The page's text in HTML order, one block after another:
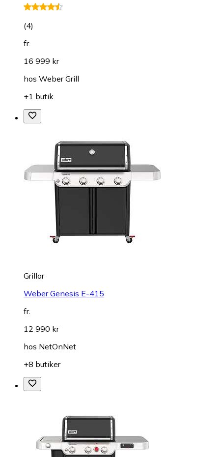
(4)
fr.
16 999 kr
hos Weber Grill
+1 butik
Grillar
Weber Genesis E-415
fr.
12 990 kr
hos NetOnNet
+8 butiker